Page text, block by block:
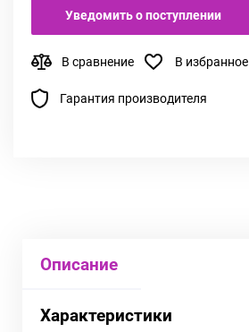
Уведомить о поступлении
В сравнение В избранное
Гарантия производителя
Описание
Характеристики